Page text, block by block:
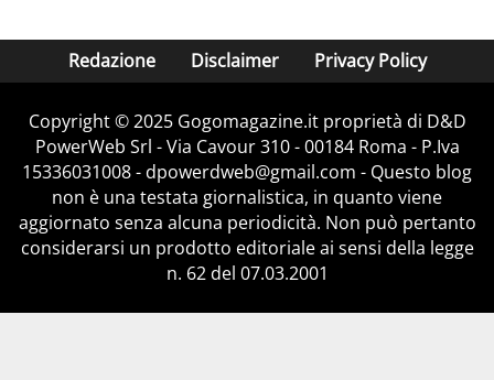
Redazione Disclaimer Privacy Policy
Copyright © 2025 Gogomagazine.it proprietà di D&D
PowerWeb Srl - Via Cavour 310 - 00184 Roma - P.Iva
15336031008 - dpowerdweb@gmail.com - Questo blog
non è una testata giornalistica, in quanto viene
aggiornato senza alcuna periodicità. Non può pertanto
considerarsi un prodotto editoriale ai sensi della legge
n. 62 del 07.03.2001